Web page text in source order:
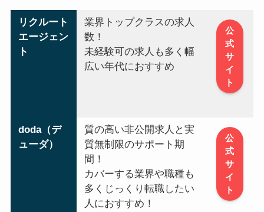
リクルート
エージェン
ト
業界トップクラスの求人
数！
未経験可の求人も多く幅
広い年代におすすめ
公
式
サ
イ
ト
doda（デ
ューダ）
質の高い非公開求人と実
質無制限のサポート期
間！
カバーする業界や職種も
多くじっくり転職したい
人におすすめ！
公
式
サ
イ
ト